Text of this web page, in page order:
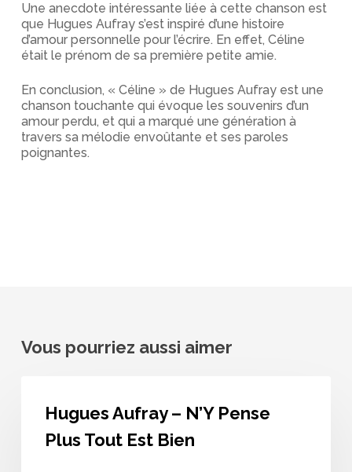
Une anecdote intéressante liée à cette chanson est
que Hugues Aufray s’est inspiré d’une histoire
d’amour personnelle pour l’écrire. En effet, Céline
était le prénom de sa première petite amie.
En conclusion, « Céline » de Hugues Aufray est une
chanson touchante qui évoque les souvenirs d’un
amour perdu, et qui a marqué une génération à
travers sa mélodie envoûtante et ses paroles
poignantes.
Vous pourriez aussi aimer
Pense
Hugues Aufray – N’Y Pense
Plus Tout Est Bien